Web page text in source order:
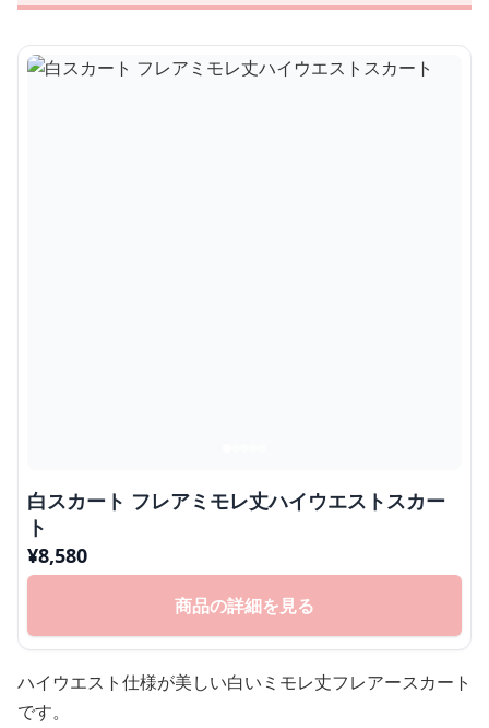
白スカート フレアミモレ丈ハイウエストスカー
ト
¥8,580
商品の詳細を見る
ハイウエスト仕様が美しい白いミモレ丈フレアースカート
です。